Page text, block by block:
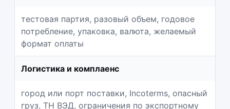
тестовая партия, разовый объем, годовое
потребление, упаковка, валюта, желаемый
формат оплаты
Логистика и комплаенс
город или порт поставки, Incoterms, опасный
груз, ТН ВЭД, ограничения по экспортному